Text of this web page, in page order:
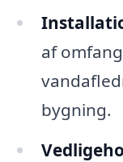
af
bygning.